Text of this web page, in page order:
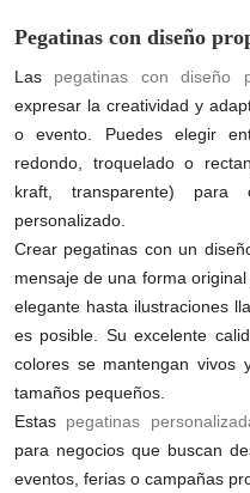
Pegatinas con diseño
Las pegatinas con diseño
expresar la creatividad y
o evento. Puedes elegir
redondo, troquelado o
kraft, transparente)
personalizado.
Crear pegatinas con un
mensaje de una forma
elegante hasta ilustraciones
es posible. Su excelente
colores se mantengan vivos
tamaños pequeños.
Estas pegatinas
para negocios que buscan
eventos, ferias o campañas